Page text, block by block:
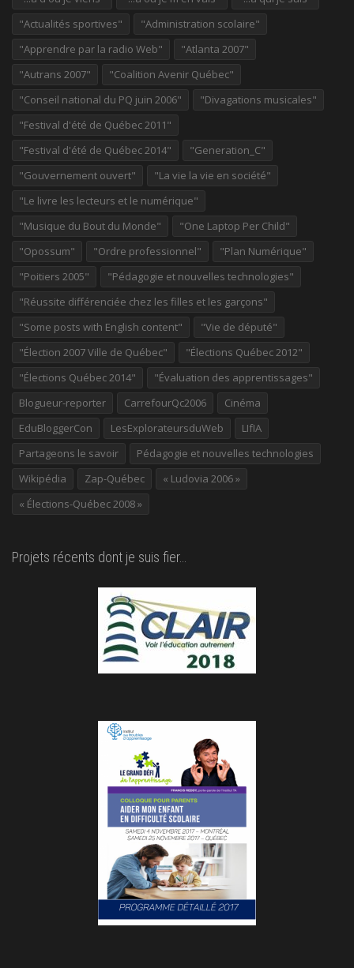
"Actualités sportives"
"Administration scolaire"
"Apprendre par la radio Web"
"Atlanta 2007"
"Autrans 2007"
"Coalition Avenir Québec"
"Conseil national du PQ juin 2006"
"Divagations musicales"
"Festival d'été de Québec 2011"
"Festival d'été de Québec 2014"
"Generation_C"
"Gouvernement ouvert"
"La vie la vie en société"
"Le livre les lecteurs et le numérique"
"Musique du Bout du Monde"
"One Laptop Per Child"
"Opossum"
"Ordre professionnel"
"Plan Numérique"
"Poitiers 2005"
"Pédagogie et nouvelles technologies"
"Réussite différenciée chez les filles et les garçons"
"Some posts with English content"
"Vie de député"
"Élection 2007 Ville de Québec"
"Élections Québec 2012"
"Élections Québec 2014"
"Évaluation des apprentissages"
Blogueur-reporter
CarrefourQc2006
Cinéma
EduBloggerCon
LesExplorateursduWeb
LIfIA
Partageons le savoir
Pédagogie et nouvelles technologies
Wikipédia
Zap-Québec
« Ludovia 2006 »
« Élections-Québec 2008 »
Projets récents dont je suis fier…